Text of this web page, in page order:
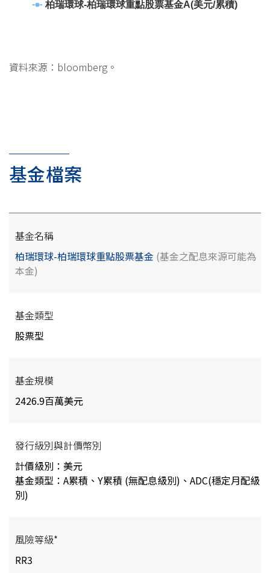
柏瑞環球-柏瑞環球重點股票基金A(美元/累積)
資料來源：bloomberg。
基金檔案
基金名稱
柏瑞環球-柏瑞環球重點股票基金 (基金之配息來源可能為
本金)
基金類型
股票型
基金規模
2426.9百萬美元
發行級別與計價幣別
計價級別：美元
基金類型：A累積、Y累積 (無配息級別)、ADC(穩定月配級
別)
風險等級*
RR3